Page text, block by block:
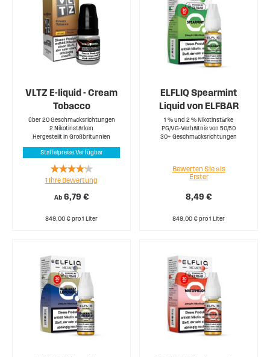
VLTZ E-liquid - Cream
Tobacco
über 20 Geschmacksrichtungen
2 Nikotinstärken
Hergestellt in Großbritannien
Staffelpreise Verfügbar
Ab 6,79 €
Rating:
80%
1 Ihre Bewertung
849,00 € pro 1 Liter
ELFLIQ Spearmint
Liquid von ELFBAR
1 % und 2 % Nikotinstärke
PG/VG-Verhältnis von 50/50
30+ Geschmacksrichtungen
8,49 €
Bewerten Sie als
Erster
849,00 € pro 1 Liter